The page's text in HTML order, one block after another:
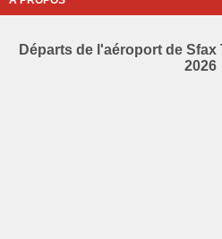
Départs de l'aéroport de
2026